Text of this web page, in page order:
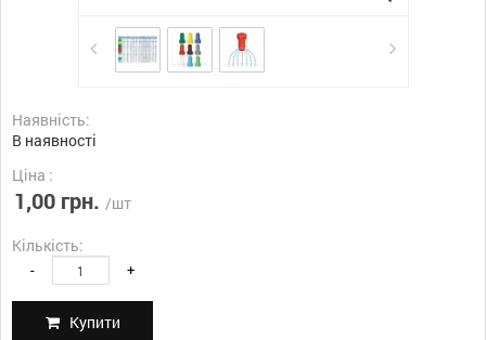
Наявність:
В наявності
Ціна :
1,00 грн. /шт
Кількість:
- +
Купити